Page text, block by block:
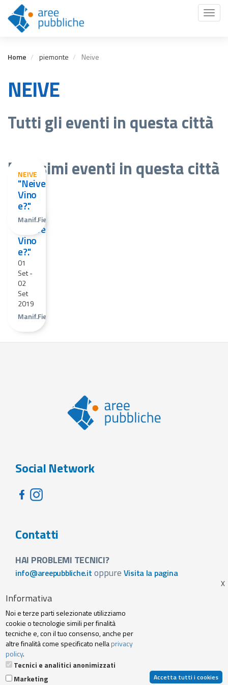
contenuto
principale
Toggle
Home piemonte Neive
NEIVE
Tutti gli eventi in questa città
NEIVE
"Neive,
Vino
e?."
Manif.Fieristica
Prossimi eventi in questa città
NEIVE
"Neive,
Vino
e?."
01
Set-
02
Set
2019
Manif.Fieristica
Social Network
Contatti
HAI PROBLEMI TECNICI?
info@areepubbliche.it oppure Visita la pagina
Visita la pagina
Footer
menu
Web agency Privacy policy e cookie
Termini Servizio
Informativa
Noi e terze parti selezionate utilizziamo
cookie o tecnologie simili per finalità
tecniche e, con il tuo consenso, anche per
altre finalità come specificato nellaprivacy
policy.
Tecnici e analitici anonimizzati
Marketing
Accetta tutti i cookies